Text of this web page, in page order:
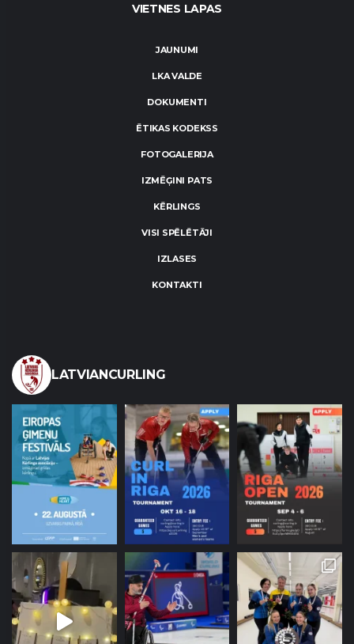
VIETNES LAPAS
JAUNUMI
LKA VALDE
DOKUMENTI
ĒTIKAS KODEKSS
FOTOGALERIJA
IZMĒĢINI PATS
KĒRLINGS
VISI SPĒLĒTĀJI
IZLASES
KONTAKTI
LATVIANCURLING